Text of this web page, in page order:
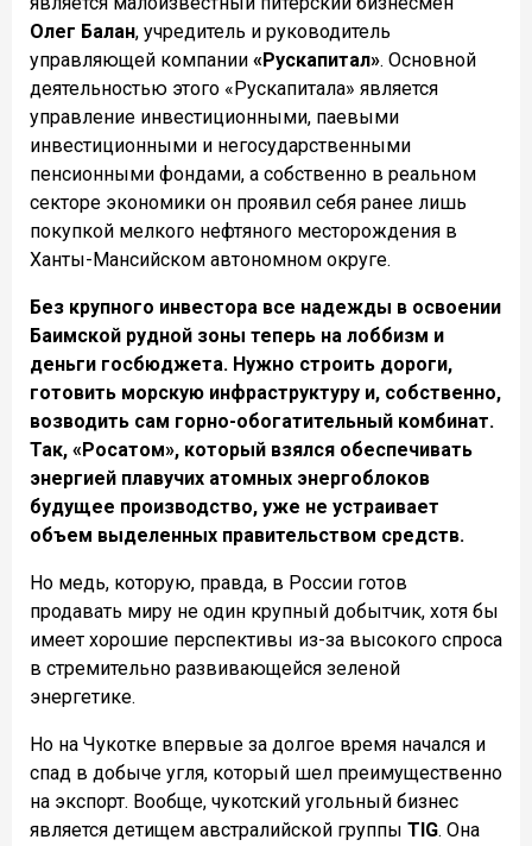
Олег Балан, учредитель и руководитель
управляющей компании «Рускапитал». Основной
деятельностью этого «Рускапитала» является
управление инвестиционными, паевыми
инвестиционными и негосударственными
пенсионными фондами, а собственно в реальном
секторе экономики он проявил себя ранее лишь
покупкой мелкого нефтяного месторождения в
Ханты-Мансийском автономном округе.
Без крупного инвестора все надежды в освоении
Баимской рудной зоны теперь на лоббизм и
деньги госбюджета. Нужно строить дороги,
готовить морскую инфраструктуру и, собственно,
возводить сам горно-обогатительный комбинат.
Так, «Росатом», который взялся обеспечивать
энергией плавучих атомных энергоблоков
будущее производство, уже не устраивает
объем выделенных правительством средств.
Но медь, которую, правда, в России готов
продавать миру не один крупный добытчик, хотя бы
имеет хорошие перспективы из-за высокого спроса
в стремительно развивающейся зеленой
энергетике.
Но на Чукотке впервые за долгое время начался и
спад в добыче угля, который шел преимущественно
на экспорт. Вообще, чукотский угольный бизнес
является детищем австралийской группы TIG. Она